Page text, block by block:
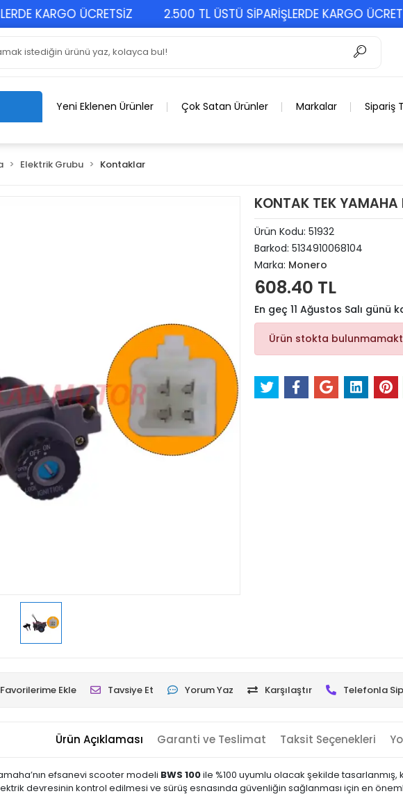
KARGO ÜCRETSİZ 2.500 TL ÜSTÜ SİPARİŞLERDE KARGO ÜCRETSİZ
Yeni Eklenen Ürünler Çok Satan Ürünler Markalar Sipariş
Elektrik Grubu Kontaklar
KONTAK TEK YAMAHA
Ürün Kodu: 51932
Barkod: 5134910068104
Marka: Monero
608.40 TL
En geç 11 Ağustos Salı günü
Ürün stokta
Favorilerime Ekle Tavsiye Et Yorum Yaz Karşılaştır Telefonla
Ürün Açıklaması Garanti ve Teslimat Taksit Seçenekleri
efsanevi scooter modeli BWS 100ile %100 uyumlu olacak şekilde tasarlanmış,
devresinin kontrol edilmesi ve sürüş esnasında güvenliğin sağlanması için en